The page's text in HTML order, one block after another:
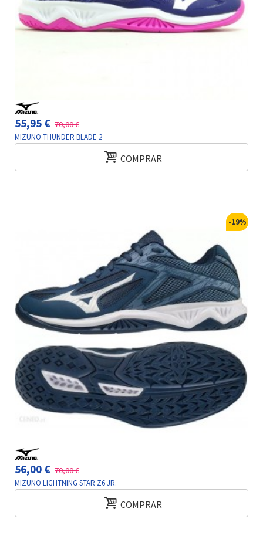
55,95 € 70,00 €
MIZUNO THUNDER BLADE 2
COMPRAR
-19%
56,00 € 70,00 €
MIZUNO LIGHTNING STAR Z6 JR.
COMPRAR